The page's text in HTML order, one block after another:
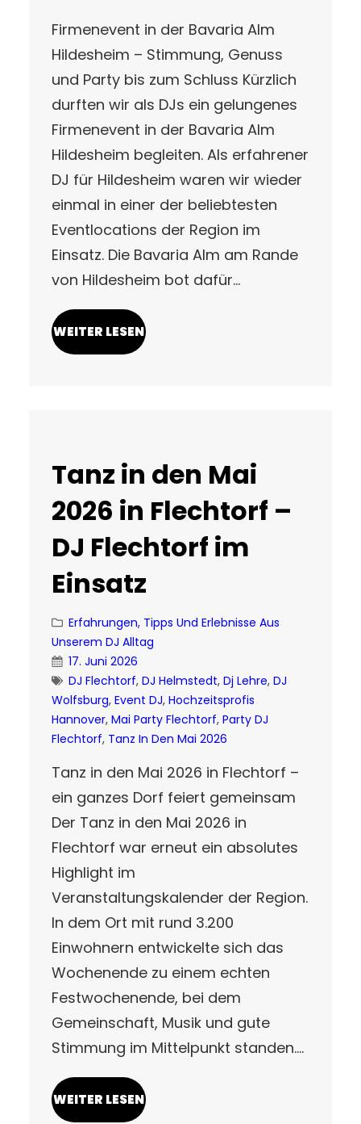
Firmenevent in der Bavaria Alm
Hildesheim – Stimmung, Genuss
und Party bis zum Schluss Kürzlich
durften wir als DJs ein gelungenes
Firmenevent in der Bavaria Alm
Hildesheim begleiten. Als erfahrener
DJ für Hildesheim waren wir wieder
einmal in einer der beliebtesten
Eventlocations der Region im
Einsatz. Die Bavaria Alm am Rande
von Hildesheim bot dafür…
WEITER LESEN
Tanz in den Mai
2026 in Flechtorf –
DJ Flechtorf im
Einsatz
Erfahrungen, Tipps Und Erlebnisse Aus
Unserem DJ Alltag
17. Juni 2026
DJ Flechtorf, DJ Helmstedt, Dj Lehre, DJ
Wolfsburg, Event DJ, Hochzeitsprofis
Hannover, Mai Party Flechtorf, Party DJ
Flechtorf, Tanz In Den Mai 2026
Tanz in den Mai 2026 in Flechtorf –
ein ganzes Dorf feiert gemeinsam
Der Tanz in den Mai 2026 in
Flechtorf war erneut ein absolutes
Highlight im
Veranstaltungskalender der Region.
In dem Ort mit rund 3.200
Einwohnern entwickelte sich das
Wochenende zu einem echten
Festwochenende, bei dem
Gemeinschaft, Musik und gute
Stimmung im Mittelpunkt standen.…
WEITER LESEN